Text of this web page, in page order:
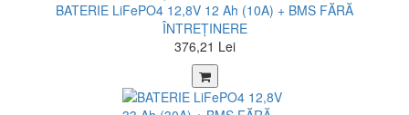
BATERIE LiFePO4 12,8V 12 Ah (10A) + BMS FĂRĂ
ÎNTREȚINERE
376,21 Lei